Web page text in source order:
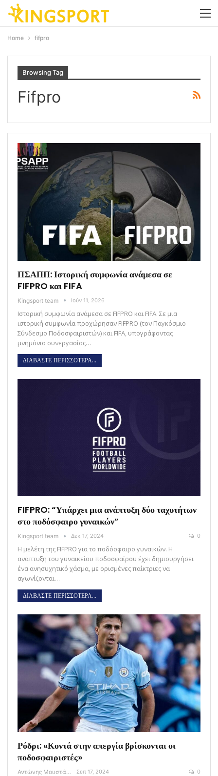
Home fifpro
Browsing Tag
Fifpro
ΠΣΑΠΠ: Ιστορική συμφωνία ανάμεσα σε
FIFPRO και FIFA
Kingsport team Ιούν 11, 2026
Ιστορική συμφωνία ανάμεσα σε FIFPRO και FIFA. Σε μια
ιστορική συμφωνία προχώρησαν FIFPRO (τον Παγκόσμιο
Σύνδεσμο Ποδοσφαιριστών) και FIFA, υπογράφοντας
μνημόνιο συνεργασίας…
ΔΙΑΒΑΣΤΕ ΠΕΡΙΣΣΟΤΕΡΑ...
FIFPRO: “Υπάρχει μια ανάπτυξη δύο ταχυτήτων
στο ποδόσφαιρο γυναικών”
Kingsport team Δεκ 17, 2024 0
Η μελέτη της FIFPRO για το ποδόσφαιρο γυναικών. Η
ανάπτυξη του γυναικείου ποδοσφαίρου έχει δημιουργήσει
ένα ανησυχητικό χάσμα, με ορισμένες παίκτριες να
αγωνίζονται…
ΔΙΑΒΑΣΤΕ ΠΕΡΙΣΣΟΤΕΡΑ...
Ρόδρι: «Κοντά στην απεργία βρίσκονται οι
ποδοσφαιριστές»
Αντώνης Μουστάκας Σεπ 17, 2024 0